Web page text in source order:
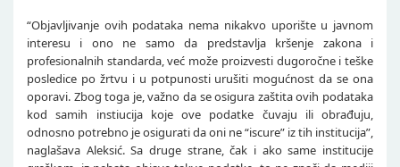
“Objavljivanje ovih podataka nema nikakvo uporište u javnom
interesu i ono ne samo da predstavlja kršenje zakona i
profesionalnih standarda, već može proizvesti dugoročne i teške
posledice po žrtvu i u potpunosti urušiti mogućnost da se ona
oporavi. Zbog toga je, važno da se osigura zaštita ovih podataka
kod samih instiucija koje ove podatke čuvaju ili obrađuju,
odnosno potrebno je osigurati da oni ne “iscure” iz tih institucija”,
naglašava Aleksić. Sa druge strane, čak i ako same institucije